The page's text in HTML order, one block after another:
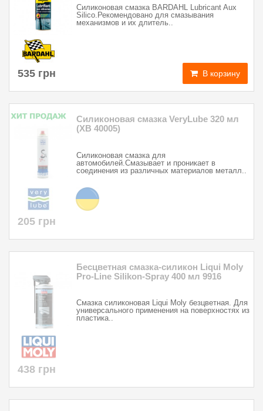
Силиконовая смазка BARDAHL Lubricant Aux
Silico.Рекомендовано для смазывания
механизмов и их длитель..
535 грн В корзину
Силиконовая смазка VeryLube 320 мл
(XB 40005)
Силиконовая смазка для
автомобилей.Смазывает и проникает в
соединения из различных материалов металл..
205 грн
Бесцветная смазка-силикон Liqui Moly
Pro-Line Silikon-Spray 400 мл 9916
Смазка силиконовая Liqui Moly безцветная. Для
универсального применения на поверхностях из
пластика..
438 грн